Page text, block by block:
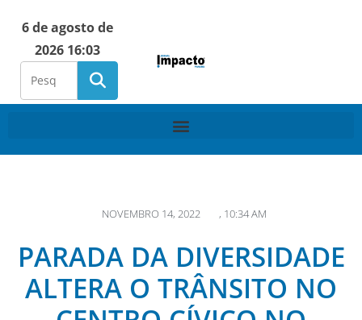
6 de agosto de
2026 16:03
NOVEMBRO 14, 2022 , 10:34 AM
PARADA DA DIVERSIDADE
ALTERA O TRÂNSITO NO